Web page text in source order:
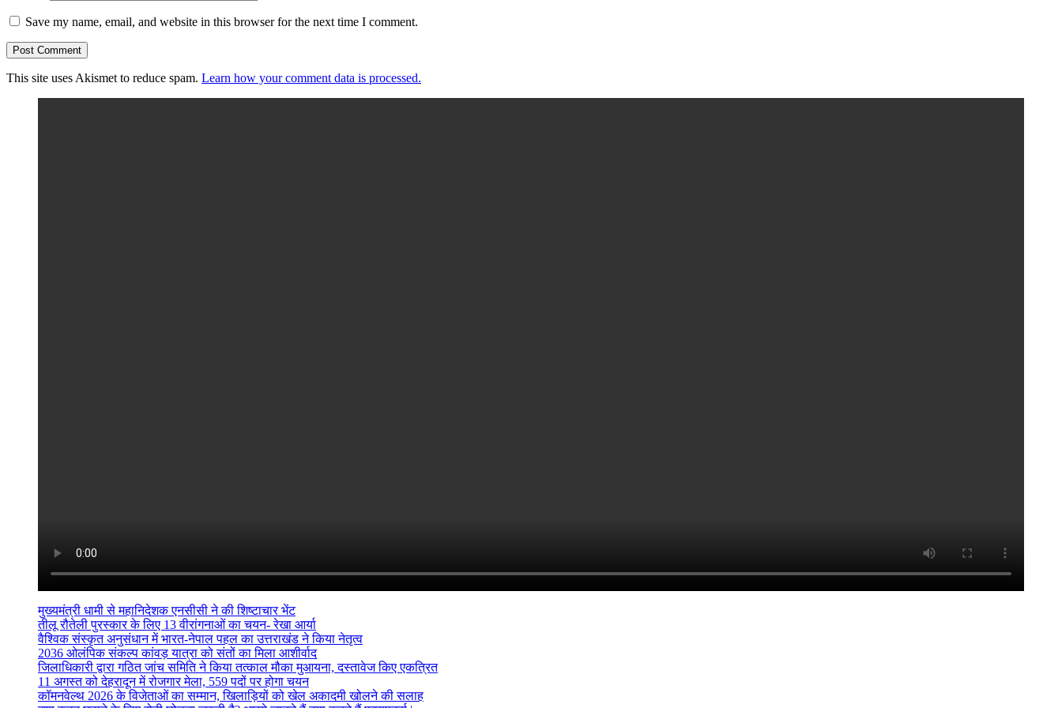
Save my name, email, and website in this browser for the next time I comment.
This site uses Akismet to reduce spam. Learn how your comment data is processed.
मुख्यमंत्री धामी से महानिदेशक एनसीसी ने की शिष्टाचार भेंट
तीलू रौतेली पुरस्कार के लिए 13 वीरांगनाओं का चयन- रेखा आर्या
वैश्विक संस्कृत अनुसंधान में भारत-नेपाल पहल का उत्तराखंड ने किया नेतृत्व
2036 ओलंपिक संकल्प कांवड़ यात्रा को संतों का मिला आशीर्वाद
जिलाधिकारी द्वारा गठित जांच समिति ने किया तत्काल मौका मुआयना, दस्तावेज किए एकत्रित
11 अगस्त को देहरादून में रोजगार मेला, 559 पदों पर होगा चयन
कॉमनवेल्थ 2026 के विजेताओं का सम्मान, खिलाड़ियों को खेल अकादमी खोलने की सलाह